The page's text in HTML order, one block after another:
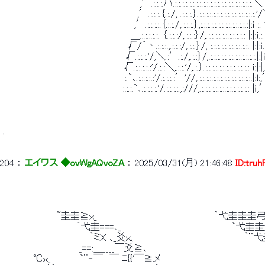
,′.:.:.:.ハ.:.:.:.:.:.:.:.:.:.:.:.:.:.:.:.:.:.:.:.:.:.:.＼.:.:.:.:.,′.:.
,′.:.:.:.｛.:./, .:.:.:.｝.:.:.:.:.:.:.:.:.:.:.:.:.:.:.:.:.'/＼.:,′ :. ｝
,′.:.:.:.:.｛.:.:./,.:.:.:.｝,:.:.:.:.:.:.:.:.:.:.:.:.:.:|:ｉ :. '/:,′.:.:.:
＿.:.:.:.:.:. ｛.:.:.:/,.:.:.:｝/,.:.:.:.:.:.:.:.:.:.:.: |:|:ｉ.:.:.:,′.:.:.:,
√/｀丶.:.:.:.,.:.:.:/,.:.:.｝/, :.:.:.:.:.:.:.:.:.:.:. |:|:ｉ.:,′.:.:.:,ﾞ
√.:.:.:.'/,＼.:′.:./,.:.:｝/,.:.:.:.:.:.:.:.:.:.:.:.:.:.|:|ｉ′.:.:.:,ﾞ.:,ﾞ
√.:.:.:.:.:'/.:.:＼,.:.:.'/,.:.｝.:.:.:.:.:.:.:.:.:.:.:.:.: ｉ:|:|,:.:.:.:.:.,ﾞ.:,ﾞ
:.`､.:.:.:.:.:'/.:.:.:.:′'//,.:.:.:.:.:.:.:.:.:.:.:.:.:.:.:.|:l:,′.:. ,ﾞ./
:.:.:.`､.:.:.:.:.'/.:.:.:.:.,:///,.:.:.:.:.:.:.:.:.:.:.:.:.:.: |ｉ,′.:. ,ﾞ/
204 ： エイワス ◆ovWgAQvoZA ： 2025/03/31(月) 21:46:48
~圭圭≧ｘ_　　　　　　　　　　　　　　　　　　｀弋圭圭
｀弋圭===､_　　　　　　　　　　　　　　　　　`弋圭圭圭爻ｘ
｀ミX ､_爻ｘ、　　　　　　　　　　　　　　　　 ｀¨弋圭
_==:＿____￣爻≧､　　　　　　　　　　　　　　　　　　｀~
℃ｘ_　　　　 `¨‐￣　￣ ﾆ{{'￣≧メ　　　　　　　　　　　　　　　　　